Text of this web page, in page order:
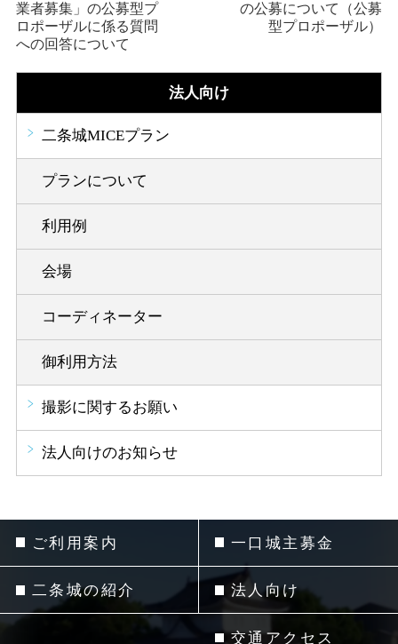
業者募集」の公募型プ
ロポーザルに係る質問
への回答について
の公募について（公募
型プロポーザル）
法人向け
二条城MICEプラン
プランについて
利用例
会場
コーディネーター
御利用方法
撮影に関するお願い
法人向けのお知らせ
ご利用案内
二条城の紹介
一口城主募金
法人向け
交通アクセス